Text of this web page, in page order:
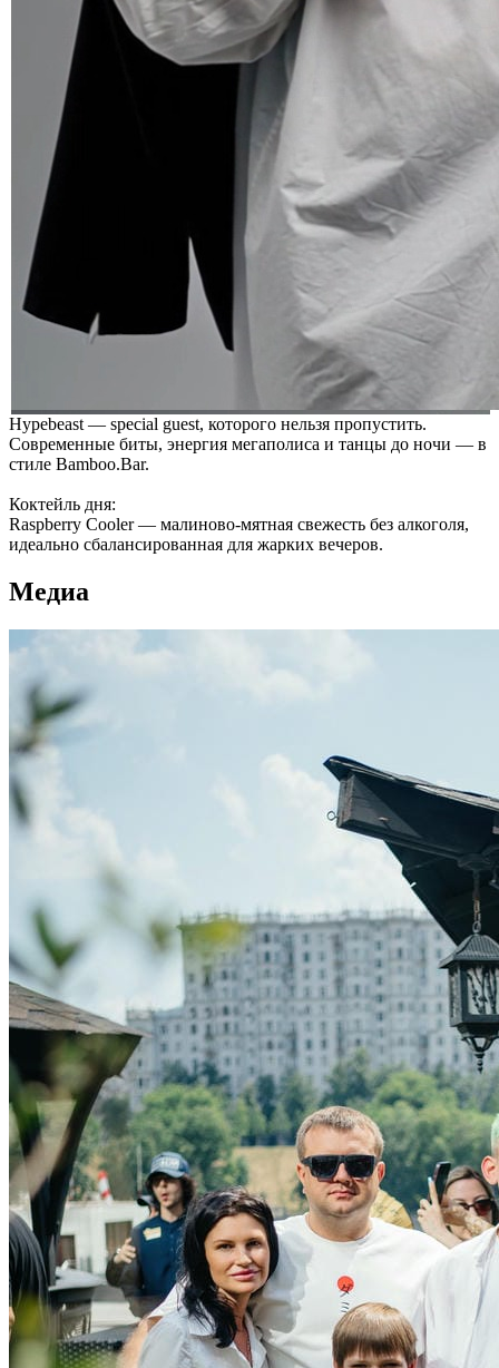
Hypebeast — special guest, которого нельзя пропустить.
Современные биты, энергия мегаполиса и танцы до ночи — в
стиле Bamboo.Bar.
Коктейль дня:
Raspberry Cooler — малиново-мятная свежесть без алкоголя,
идеально сбалансированная для жарких вечеров.
Медиа